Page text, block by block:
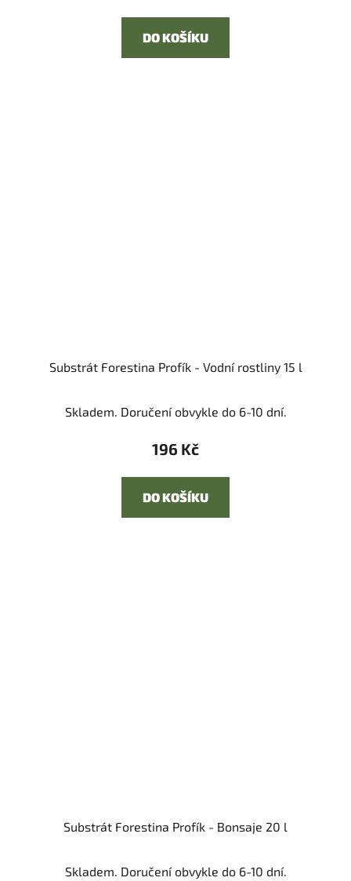
DO KOŠÍKU
Substrát Forestina Profík - Vodní rostliny 15 l
Skladem. Doručení obvykle do 6-10 dní.
196 Kč
DO KOŠÍKU
Substrát Forestina Profík - Bonsaje 20 l
Skladem. Doručení obvykle do 6-10 dní.